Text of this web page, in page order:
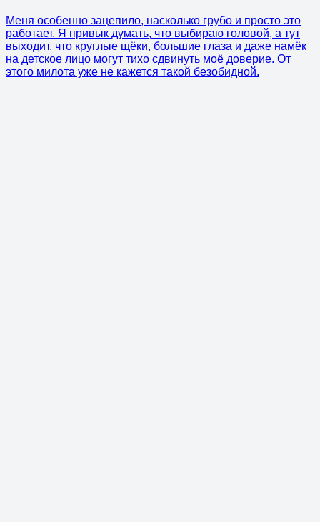
Меня особенно зацепило, насколько грубо и просто это
работает. Я привык думать, что выбираю головой, а тут
выходит, что круглые щёки, большие глаза и даже намёк
на детское лицо могут тихо сдвинуть моё доверие. От
этого милота уже не кажется такой безобидной.